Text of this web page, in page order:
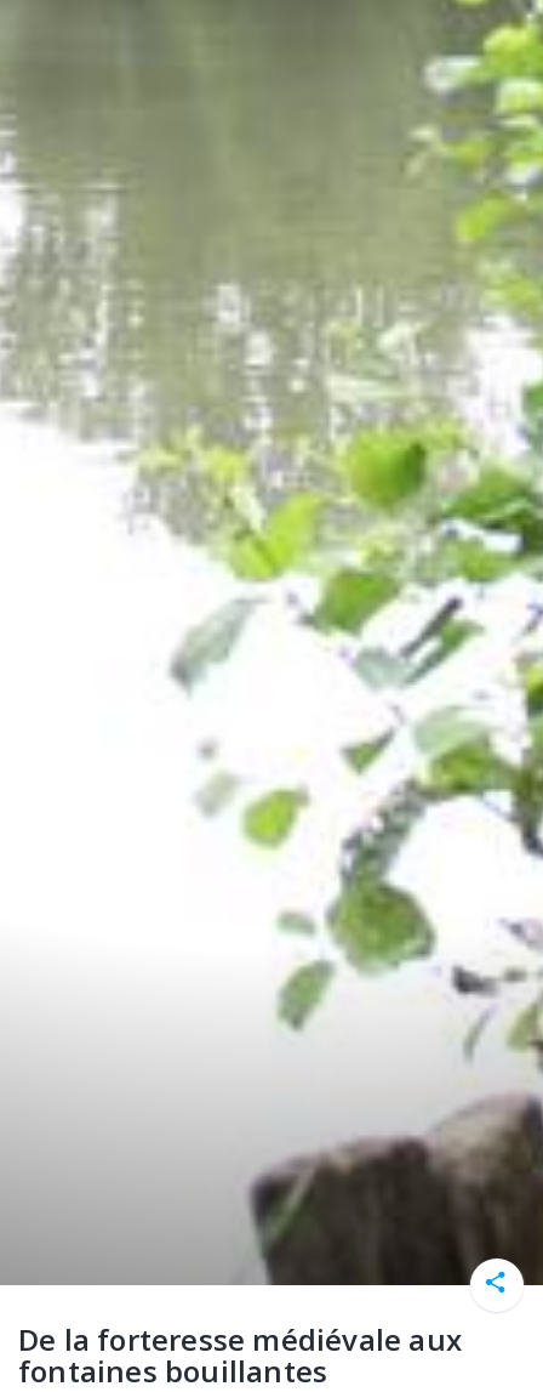
De la forteresse médiévale aux
fontaines bouillantes